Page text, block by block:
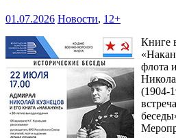
01.07.2026 Новости, 12+
Книге
флота
(1904-